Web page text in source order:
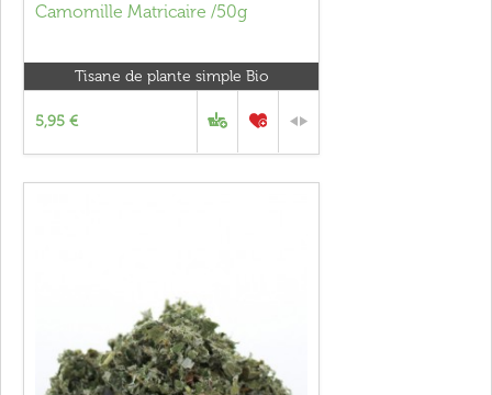
Camomille Matricaire /50g
Tisane de plante simple Bio
5,95 €